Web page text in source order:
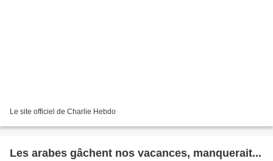
Le site officiel de Charlie Hebdo
Les arabes gâchent nos vacances, manquerait...